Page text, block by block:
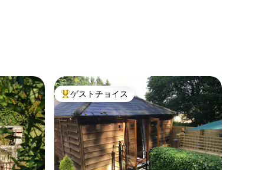
大好評のゲストチョイスです。
ゲストチョイス